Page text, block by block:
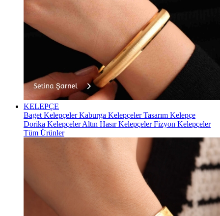
KELEPÇE
Baget KelepçelerKaburga KelepçelerTasarım Kelepçe
Dorika KelepçelerAltın Hasır KelepçelerFizyon Kelepçeler
Tüm Ürünler